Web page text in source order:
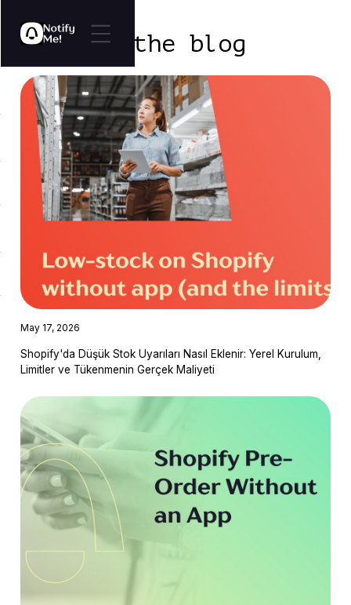
Explore the blog
May 17, 2026
Shopify'da Düşük Stok Uyarıları Nasıl Eklenir: Yerel Kurulum,
Limitler ve Tükenmenin Gerçek Maliyeti